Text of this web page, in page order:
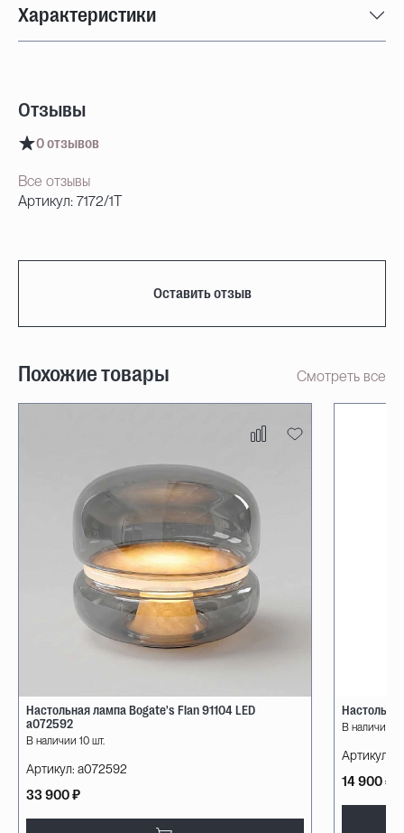
Характеристики
Отзывы
0 отзывов
Все отзывы
Артикул: 7172/1T
Оставить отзыв
Похожие товары Смотреть все
Настольная лампа Bogate's Flan 91104 LED
a072592
В наличии 10 шт.
Артикул: a072592
33 900 ₽
В наличии
Артикул:
14 900 ₽